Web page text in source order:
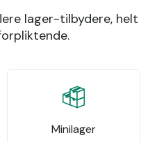
lager-tilbydere, helt
Minilager